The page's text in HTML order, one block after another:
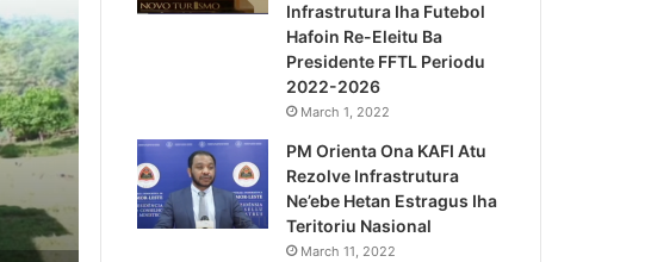
Governu Promete Tau
Minerais no Setór
Infrastrutura Iha Futebol
Hafoin Re-Eleitu Ba
Presidente FFTL Periodu
2022-2026
March 1, 2022
PM Orienta Ona KAFI Atu
Rezolve Infrastrutura
Ne’ebe Hetan Estragus Iha
Teritoriu Nasional
March 11, 2022